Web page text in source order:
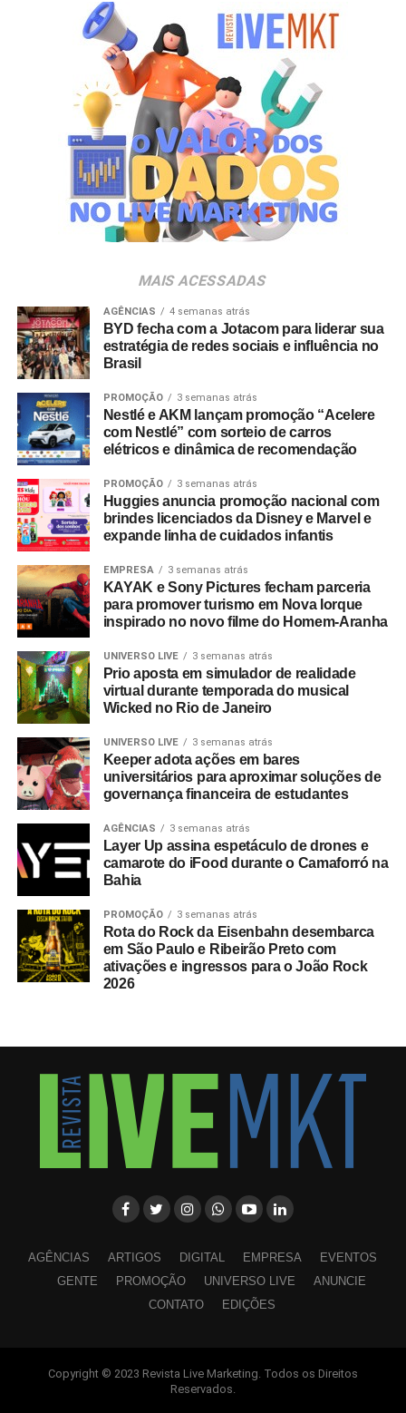
uma experiência personalizada que nasce dolifestyle
cidade maravilhosa”, destaca Marcio Esher, sócio, diretor
de negócios e marketing da Holding Clube e gestor do
A produção do evento é assinada pela agência Banco_
em parceria com a Storymakers e a Cross Networking,
empresas pertencentes ao ecossistema da Holding
Clube. O projeto criativo mantém a assinatura “Brasil na
Veia”, conceito focado na valorização da cultura nacional,
da música e da hospitalidade carioca.
no canal oficial da Ticketmaster, com lote inicial a partir
de R$ 3.950,00. As demais atualizações e atrações do
evento serão divulgadas nos canais oficiais do camarote
nos próximos meses.
MAIS ACESSADAS
AGÊNCIAS 4 semanas atrás
BYD fecha com a Jotacom para liderar sua
estratégia de redes sociais e influência no
Brasil
PROMOÇÃO 3 semanas atrás
Nestlé e AKM lançam promoção “Acelere
com Nestlé” com sorteio de carros
elétricos e dinâmica de recomendação
PROMOÇÃO 3 semanas atrás
Huggies anuncia promoção nacional com
brindes licenciados da Disney e Marvel e
expande linha de cuidados infantis
EMPRESA 3 semanas atrás
KAYAK e Sony Pictures fecham parceria
para promover turismo em Nova Iorque
inspirado no novo filme do Homem-Aranha
UNIVERSO LIVE 3 semanas atrás
Prio aposta em simulador de realidade
virtual durante temporada do musical
Wicked no Rio de Janeiro
UNIVERSO LIVE 3 semanas atrás
Keeper adota ações em bares
universitários para aproximar soluções de
governança financeira de estudantes
AGÊNCIAS 3 semanas atrás
Layer Up assina espetáculo de drones e
camarote do iFood durante o Camaforró na
Bahia
PROMOÇÃO 3 semanas atrás
Rota do Rock da Eisenbahn desembarca
em São Paulo e Ribeirão Preto com
ativações e ingressos para o João Rock
2026
AGÊNCIAS ARTIGOS DIGITAL EMPRESA
EVENTOS
GENTE
PROMOÇÃO UNIVERSO LIVE
ANUNCIE
CONTATO
EDIÇÕES
Copyright © 2023 Revista Live Marketing. Todos os Direitos
Reservados.
WhatsAppFacebook LinkedInPinterest